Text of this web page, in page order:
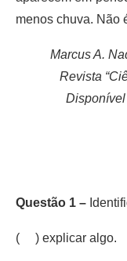
menos chuva. Não
Marcus A.
Revista
Disponível
Questão 1 –
( ) explicar algo.